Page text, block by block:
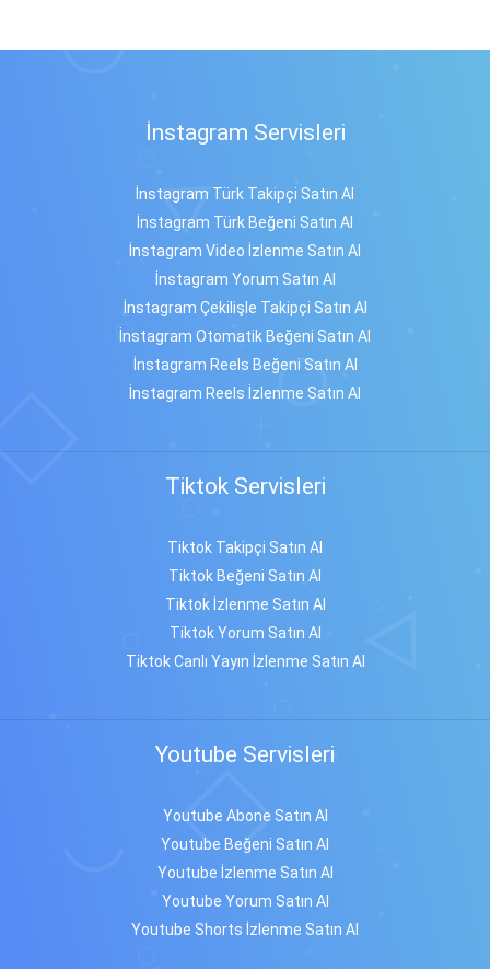
İnstagram Servisleri
İnstagram Türk Takipçi Satın Al
İnstagram Türk Beğeni Satın Al
İnstagram Video İzlenme Satın Al
İnstagram Yorum Satın Al
İnstagram Çekilişle Takipçi Satın Al
İnstagram Otomatik Beğeni Satın Al
İnstagram Reels Beğeni Satın Al
İnstagram Reels İzlenme Satın Al
Tiktok Servisleri
Tiktok Takipçi Satın Al
Tiktok Beğeni Satın Al
Tiktok İzlenme Satın Al
Tiktok Yorum Satın Al
Tiktok Canlı Yayın İzlenme Satın Al
Youtube Servisleri
Youtube Abone Satın Al
Youtube Beğeni Satın Al
Youtube İzlenme Satın Al
Youtube Yorum Satın Al
Youtube Shorts İzlenme Satın Al